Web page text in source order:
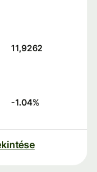
11,9262
-1.04%